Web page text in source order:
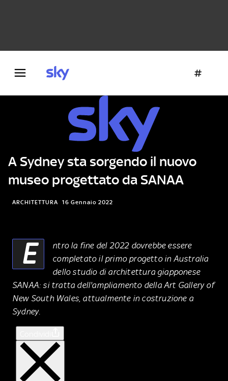
A Sydney sta sorgendo il nuovo
museo progettato da SANAA
ARCHITETTURA 16 Gennaio 2022
E
ntro la fine del 2022 dovrebbe essere
completato il primo progetto in Australia
dello studio di architettura giapponese
SANAA: si tratta dell'ampliamento della Art Gallery of
New South Wales, attualmente in costruzione a
Sydney.